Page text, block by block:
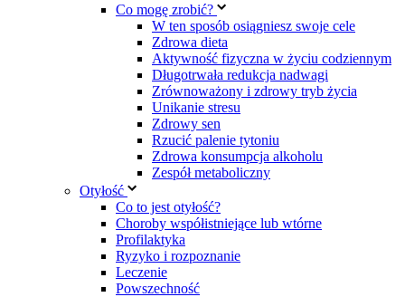
Co mogę zrobić?
W ten sposób osiągniesz swoje cele
Zdrowa dieta
Aktywność fizyczna w życiu codziennym
Długotrwała redukcja nadwagi
Zrównoważony i zdrowy tryb życia
Unikanie stresu
Zdrowy sen
Rzucić palenie tytoniu
Zdrowa konsumpcja alkoholu
Zespół metaboliczny
Otyłość
Co to jest otyłość?
Choroby współistniejące lub wtórne
Profilaktyka
Ryzyko i rozpoznanie
Leczenie
Powszechność